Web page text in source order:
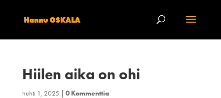
Hiilen aika on ohi
huhti 1, 2025 | 0 Kommenttia